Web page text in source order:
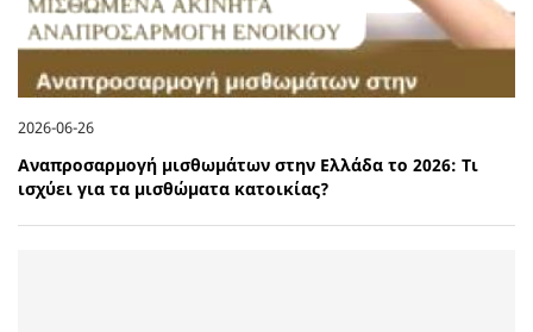
2026-06-26
Αναπροσαρμογή μισθωμάτων στην Ελλάδα το 2026: Τι
ισχύει για τα μισθώματα κατοικίας?